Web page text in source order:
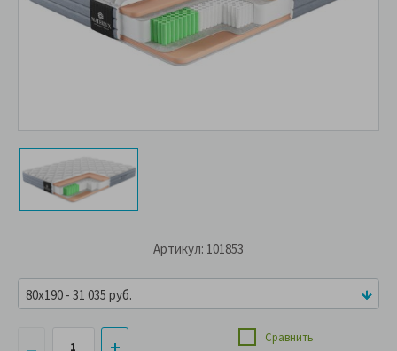
Артикул: 101853
Сравнить
80x190 - 31 035 руб.